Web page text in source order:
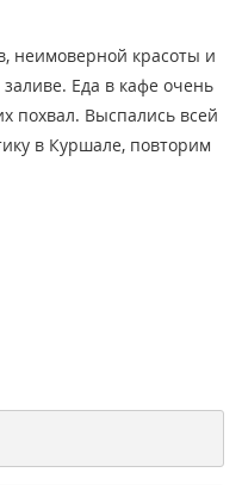
неимоверной красоты и
Еда в кафе очень
похвал. Выспались всей
в Куршале, повторим